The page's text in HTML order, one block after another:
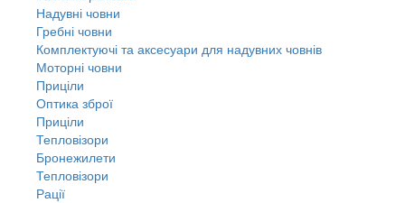
Надувні човни
Гребні човни
Комплектуючі та аксесуари для надувних човнів
Моторні човни
Приціли
Оптика зброї
Приціли
Тепловізори
Бронежилети
Тепловізори
Рації